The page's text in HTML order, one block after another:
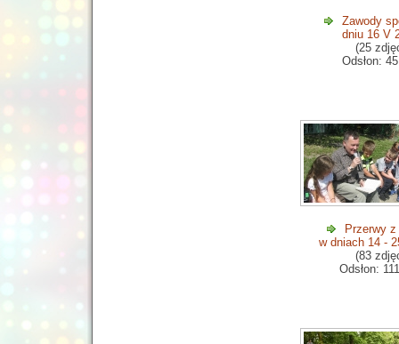
Zawody
dniu 16 V
(25
Odsłon:
Przerwy
w dniach 14 -
(83
Odsłon: